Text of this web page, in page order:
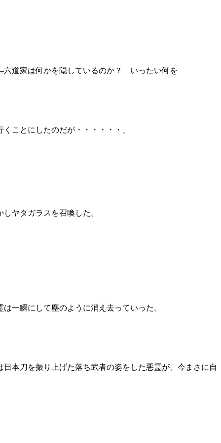
六道家は何かを隠しているのか？ いったい何を
ことにしたのだが・・・・・・、
ヤタガラスを召喚した。
一瞬にして塵のように消え去っていった。
本刀を振り上げた落ち武者の姿をした悪霊が、今まさに自